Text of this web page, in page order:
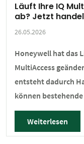
Läuft Ihre IQ
ab? Jetzt
26.05.2026
Honeywell hat das
MultiAccess
entsteht dadurch
können
und in ein Software
elektronik
Umsetzung.
Weiterlesen